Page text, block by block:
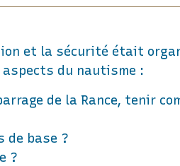
et la sécurité était
du nautisme :
de la Rance, tenir
de base ?
?